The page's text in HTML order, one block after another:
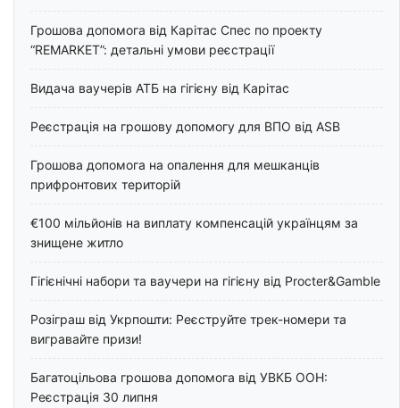
Грошова допомога від Карітас Спес по проекту
“REMARKET”: детальні умови реєстрації
Видача ваучерів АТБ на гігієну від Карітас
Реєстрація на грошову допомогу для ВПО від ASB
Грошова допомога на опалення для мешканців
прифронтових територій
€100 мільйонів на виплату компенсацій українцям за
знищене житло
Гігієнічні набори та ваучери на гігієну від Procter&Gamble
Розіграш від Укрпошти: Реєструйте трек-номери та
вигравайте призи!
Багатоцільова грошова допомога від УВКБ ООН:
Реєстрація 30 липня